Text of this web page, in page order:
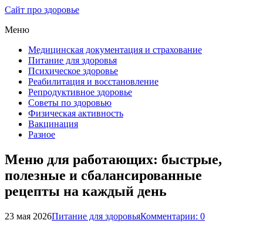
Сайт про здоровье
Меню
Медицинская документация и страхование
Питание для здоровья
Психическое здоровье
Реабилитация и восстановление
Репродуктивное здоровье
Советы по здоровью
Физическая активность
Вакцинация
Разное
Меню для работающих: быстрые,
полезные и сбалансированные
рецепты на каждый день
23 мая 2026Питание для здоровьяКомментарии: 0